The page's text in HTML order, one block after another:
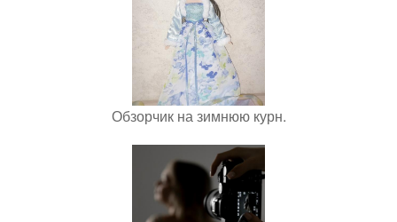
Обзорчик на зимнюю курн.